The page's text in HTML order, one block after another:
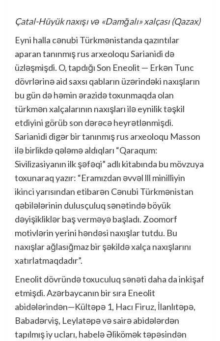
Çatal-Hüyük naxışı və «Damğalı» xalçası (Qazax)
Eyni halla cənubi Türkmənistanda qazıntılar
aparan tanınmış rus arxeoloqu Sarianidi də
üzləşmişdi. O, tapdığı Son Eneolit — Erkən Tunc
dövrlərinə aid saxsı qabların üzərindəki naxışların
bu gün də həmin ərazidə toxunmaqda olan
türkmən xalçalarının naxışları ilə eynilik təşkil
etdiyini görüb son dərəcə heyrətlənmişdi.
Sarianidi digər bir tanınmış rus arxeoloqu Masson
ilə birlikdə qələmə aldıqları “Qaraqum:
Sivilizasiyanın ilk şəfəqi” adlı kitabında bu mövzuya
toxunaraq yazır: “Eramızdan əvvəl lll minilliyin
ikinci yarısından etibarən Cənubi Türkmənistan
qəbilələrinin dulusçuluq sənətində böyük
dəyişikliklər baş verməyə başladı. Zoomorf
motivlərin yerini həndəsi naxışlar tutdu. Bu
naxışlar ağlasığmaz bir şəkildə xalça naxışlarını
xatırlatmaqdadır”.
Eneolit dövründə toxuculuq sənəti daha da inkişaf
etmişdi. Azərbaycanın bir sıra Eneolit
abidələrindən—Kültəpə 1, Hacı Firuz, İlanlıtəpə,
Babadərviş, Leylatəpə və sairə abidələrdən
tapılmış iy ucları, habelə Əlikömək təpəsindən